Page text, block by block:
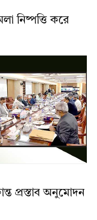
নিষ্পত্তি করে
প্রস্তাব অনুমোদন